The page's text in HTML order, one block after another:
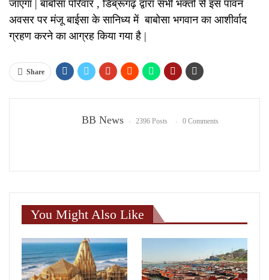
जाएगा | बाबोसा परिवार , डिब्रूगढ़ द्वारा सभी भक्तों से इस पावन
अवसर पर मंजू बाईसा के सानिध्य में बाबोसा भगवान का आशीर्वाद
ग्रहण करने का आग्रह किया गया है |
Share
BB News 2396 Posts 0 Comments
You Might Also Like